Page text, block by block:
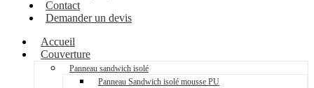
Contact
Demander un devis
Accueil
Couverture
Panneau sandwich isolé
Panneau Sandwich isolé mousse PU